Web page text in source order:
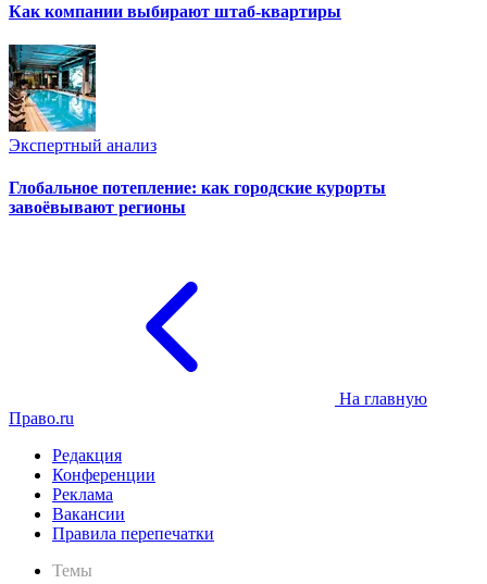
Как компании выбирают штаб-квартиры
Экспертный анализ
Глобальное потепление: как городские курорты
завоёвывают регионы
На главную
Право.ru
Редакция
Конференции
Реклама
Вакансии
Правила перепечатки
Темы